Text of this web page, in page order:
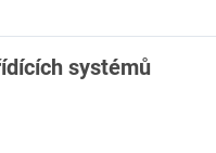
systémů